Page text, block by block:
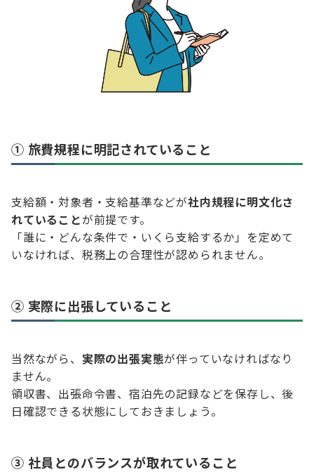
① 旅費規程に明記されていること
支給額・対象者・支給基準などが社内規程に明文化さ
れていることが前提です。
「誰に・どんな条件で・いくら支給するか」を定めて
いなければ、税務上の合理性が認められません。
② 実際に出張していること
当然ながら、 実際の出張実態が伴っていなければなり
ません。
領収書、出張命令書、宿泊先の記録などを保存し、後
日確認できる状態にしておきましょう。
③ 社員とのバランスが取れていること